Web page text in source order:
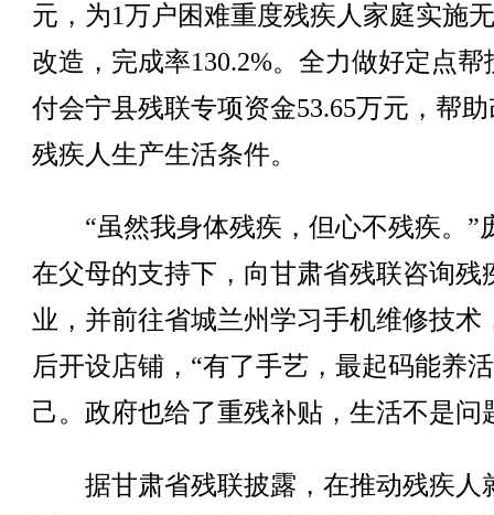
元，为1万户困难重度残疾人家庭实施
改造，完成率130.2%。全力做好定点帮
付会宁县残联专项资金53.65万元，帮
残疾人生产生活条件。
“虽然我身体残疾，但心不残疾。”
在父母的支持下，向甘肃省残联咨询残
业，并前往省城兰州学习手机维修技术
后开设店铺，“有了手艺，最起码能养
己。政府也给了重残补贴，生活不是问
据甘肃省残联披露，在推动残疾人